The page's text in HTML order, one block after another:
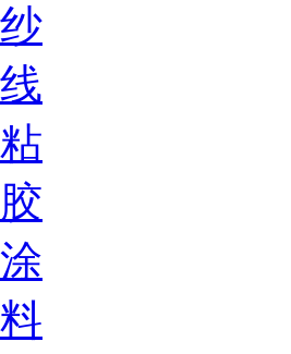
纱
线
粘
胶
涂
料